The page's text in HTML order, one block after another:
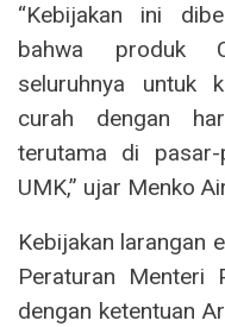
“Kebijakan ini
bahwa produk
seluruhnya untuk
curah dengan
terutama di
UMK,” ujar Menko
Kebijakan larangan
Peraturan Menteri
dengan ketentuan